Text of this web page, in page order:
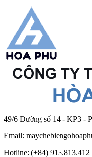
49/6 Đường số 14 - KP3 -
Email:
Hotline: (+84) 913.813.412